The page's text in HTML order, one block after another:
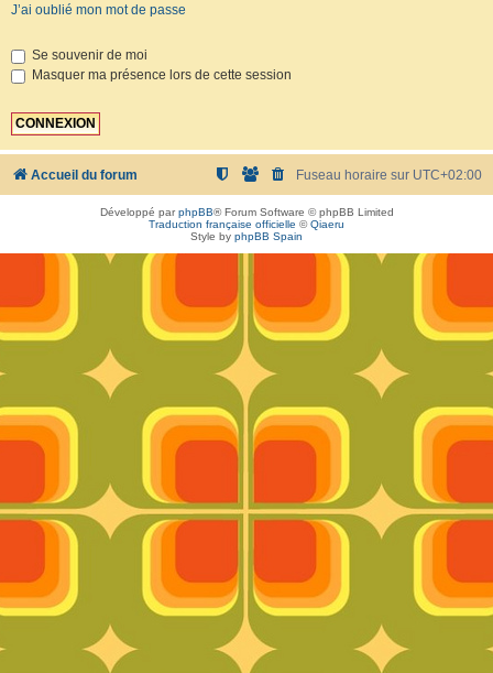
J’ai oublié mon mot de passe
Se souvenir de moi
Masquer ma présence lors de cette session
Accueil du forum Fuseau horaire sur UTC+02:00
Développé parphpBB® Forum Software © phpBB Limited
Traduction française officielle ©Qiaeru
Style by phpBB Spain